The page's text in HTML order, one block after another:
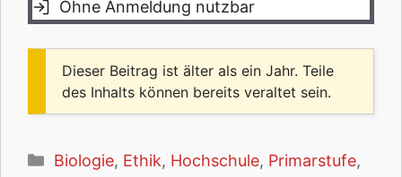
Ohne Anmeldung nutzbar
Dieser Beitrag ist älter als ein Jahr. Teile
des Inhalts können bereits veraltet sein.
Kategorien
Biologie, Ethik, Hochschule, Primarstufe,